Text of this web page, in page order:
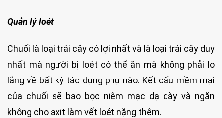
Quản lý loét
Chuối là loại trái cây có lợi nhất và là loại trái cây duy
nhất mà người bị loét có thể ăn mà không phải lo
lắng về bất kỳ tác dụng phụ nào. Kết cấu mềm mại
của chuối sẽ bao bọc niêm mạc dạ dày và ngăn
không cho axit làm vết loét nặng thêm.